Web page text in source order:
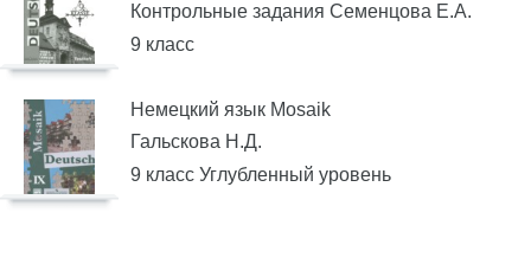
Контрольные задания Семенцова Е.А.
9 класс
Немецкий язык Mosaik
Гальскова Н.Д.
9 класс Углубленный уровень